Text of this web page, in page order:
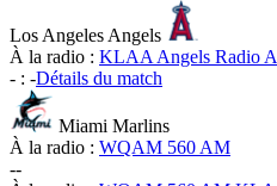
Los Angeles Angels
À la radio : KLAA Angels Radio
- : -Détails du match
Miami Marlins
À la radio : WQAM 560 AM
--